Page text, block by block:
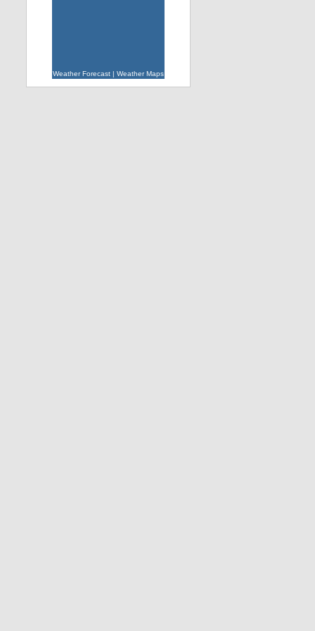
Weather Forecast | Weather Maps